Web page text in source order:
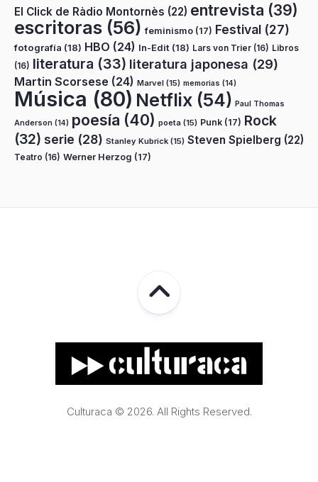
El Click de Ràdio Montornès (22) entrevista (39)
escritoras (56) feminismo (17) Festival (27)
fotografía (18) HBO (24) In-Edit (18) Lars von Trier (16) Libros
(16) literatura (33) literatura japonesa (29)
Martin Scorsese (24) Marvel (15) memorias (14)
Música (80) Netflix (54) Paul Thomas
Anderson (14) poesía (40) poeta (15) Punk (17) Rock
(32) serie (28) Stanley Kubrick (15) Steven Spielberg (22)
Teatro (16) Werner Herzog (17)
Culturaca © 2026. All Rights Reserved.